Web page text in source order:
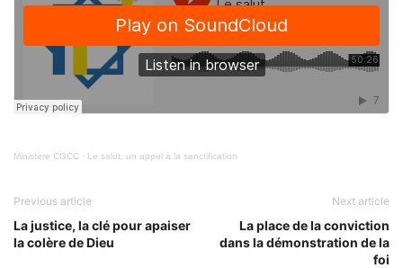
Ministère CGCC · Le salut, un appel à la sanctification
Previous article
La justice, la clé pour apaiser
la colère de Dieu
Next article
La place de la conviction
dans la démonstration de la
foi